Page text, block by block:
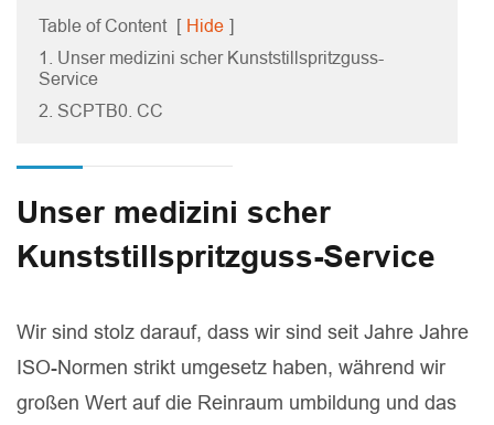
Table of Content [ Hide ]
1. Unser medizini scher Kunststillspritzguss-
Service
2. SCPTB0. CC
Unser medizini scher
Kunststillspritzguss-Service
Wir sind stolz darauf, dass wir sind seit Jahre Jahre
ISO-Normen strikt umgesetz haben, während wir
großen Wert auf die Reinraum umbildung und das